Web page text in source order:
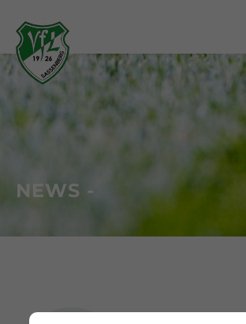
NEWS -